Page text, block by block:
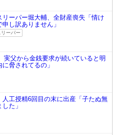
リーパー堀大輔、全財産喪失「情け
し訳ありません」
ーパー
実父から金銭要求が続いていると明
脅されてるの」
人工授精6回目の末に出産「子たぬ無
た」